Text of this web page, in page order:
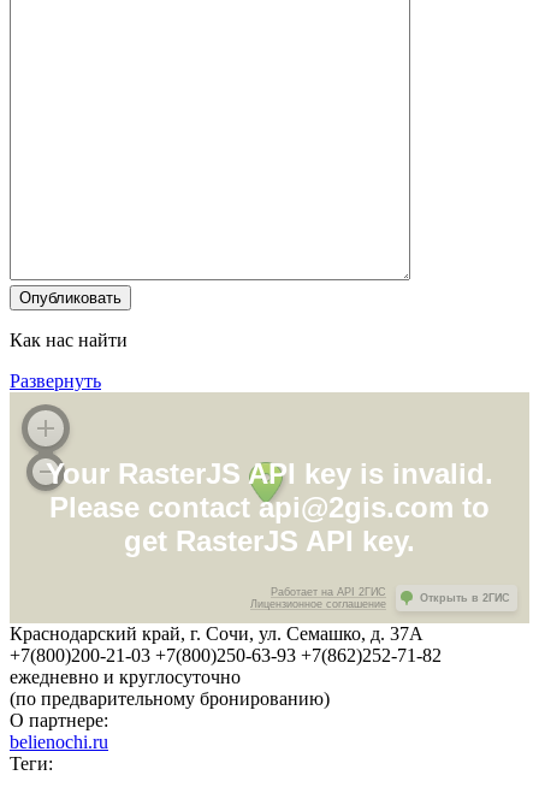
Как нас найти
Развернуть
Работает на API 2ГИС
Лицензионное соглашение
Открыть в 2ГИС
Your RasterJS API key is invalid.
Please contact api@2gis.com to
get RasterJS API key.
Краснодарский край, г. Сочи, ул. Семашко, д. 37А
+7(800)200-21-03 +7(800)250-63-93 +7(862)252-71-82
ежедневно и круглосуточно
(по предварительному бронированию)
О партнере:
belienochi.ru
Теги: